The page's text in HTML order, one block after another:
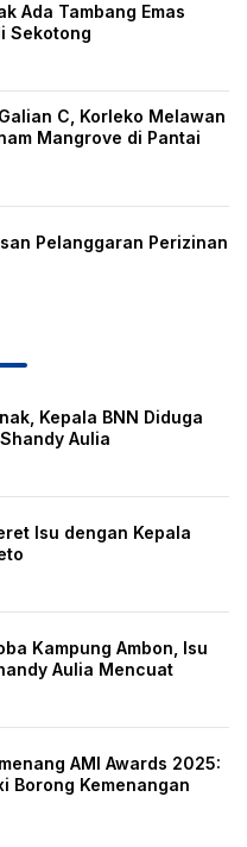
Ada Tambang Emas
Sekotong
C, Korleko Melawan
Mangrove di Pantai
Pelanggaran Perizinan
Kepala BNN Diduga
Aulia
Isu dengan Kepala
Kampung Ambon, Isu
Aulia Mencuat
AMI Awards 2025:
Borong Kemenangan